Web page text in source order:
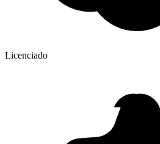
Licenciado